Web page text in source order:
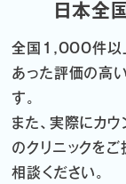
日本全
全国1,000件以
あった評価の高
す。
また、実際にカ
のクリニックを
相談ください。